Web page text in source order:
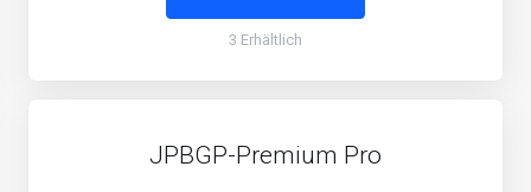
3 Erhältlich
JPBGP-Premium Pro